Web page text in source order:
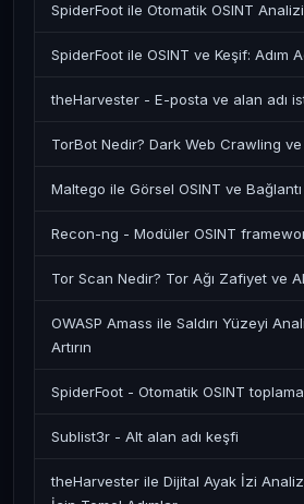
SpiderFoot ile Otomatik OSINT
SpiderFoot ile OSINT ve Keşif: Adım
theHarvester - E-posta ve alan adı
TorBot Nedir? Dark Web Crawling
Maltego ile Görsel OSINT ve
Recon-ng - Modüler OSINT
Tor Scan Nedir? Tor Ağı Zafiyet ve
OWASP Amass ile Saldırı Yüzeyi
Artırın
SpiderFoot - Otomatik OSINT toplama
Sublist3r - Alt alan adı keşfi
theHarvester ile Dijital Ayak İzi